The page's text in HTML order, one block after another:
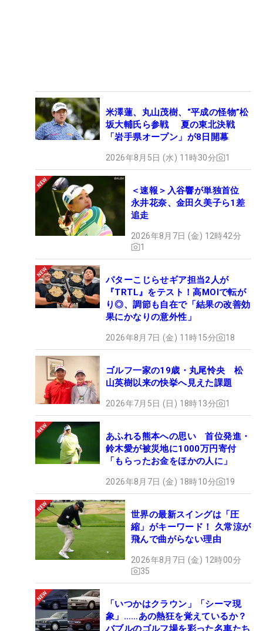
米澤蓮、丸山茂樹、“平成の怪物”松
坂大輔氏ら参戦 夏の東北決戦
「岩手県オープン」が8日開幕
2026年8月5日 (水) 11時30分 1
＜速報＞入谷響が単独首位
永井花奈、金田久美子ら1差
追走
2026年8月7日 (金) 12時42分
1
パターこじらせギア担当2人が
『TRTL』をテスト！高MOIで転が
り◎、調節も自在で「結果の改善効
果にかなりの意外性」
2026年8月7日 (金) 11時15分 18
ゴルフ一家の19歳・丸尾怜央 松
山英樹以来の快挙へ見えた課題
2026年7月5日 (日) 18時13分 1
あふれる熊本への思い 首位発進・
鈴木愛が被災地に1000万円寄付
「もらったお金をほかの人に」
2026年8月7日 (金) 18時10分 19
世界の最新スイングは「圧
縮」がキーワード！ 久常涼が
飛んで曲がらない理由
2026年8月7日 (金) 12時00分
35
「いつかはクラウン」「シーマ現
象」……あの熱狂を覚えているか？
バブルのゴルフ場を彩った名車たち